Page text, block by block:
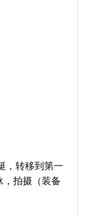
，转移到第一
拍摄（装备